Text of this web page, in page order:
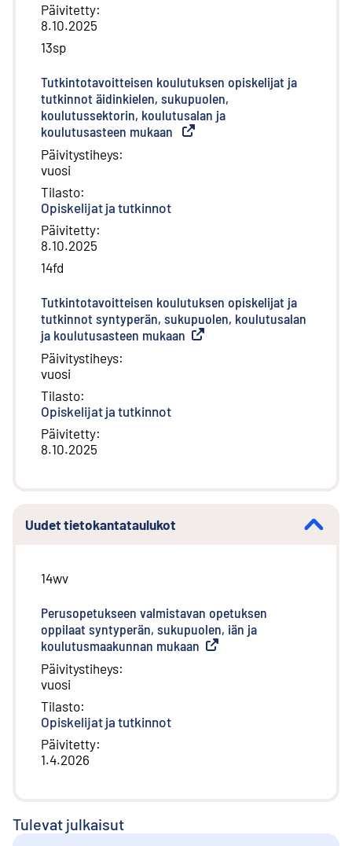
Päivitetty:
8.10.2025
13sp
Tutkintotavoitteisen koulutuksen opiskelijat ja
tutkinnot äidinkielen, sukupuolen,
koulutussektorin, koulutusalan ja
koulutusasteen mukaan Ulkoinen linkki
Päivitystiheys:
vuosi
Tilasto:
Opiskelijat ja tutkinnot
Päivitetty:
8.10.2025
14fd
Tutkintotavoitteisen koulutuksen opiskelijat ja
tutkinnot syntyperän, sukupuolen, koulutusalan
ja koulutusasteen mukaan Ulkoinen linkki
Päivitystiheys:
vuosi
Tilasto:
Opiskelijat ja tutkinnot
Päivitetty:
8.10.2025
Uudet tietokantataulukot
14wv
Perusopetukseen valmistavan opetuksen
oppilaat syntyperän, sukupuolen, iän ja
koulutusmaakunnan mukaan Ulkoinen linkki
Päivitystiheys:
vuosi
Tilasto:
Opiskelijat ja tutkinnot
Päivitetty:
1.4.2026
Tulevat julkaisut